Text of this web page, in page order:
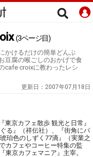
(3ページ目)
かけるだけの簡単どんぶ
豆腐の喉ごしのおかげで食
cafe croixに教わったレシ
更新日： 2007年07月18日
京カフェ散歩 観光と日常』
る』（祥伝社）、『街角にパ
珀色のしずく77滴』（実業之
カフェやコーヒー特集の監
東京カフェマニア』主宰。